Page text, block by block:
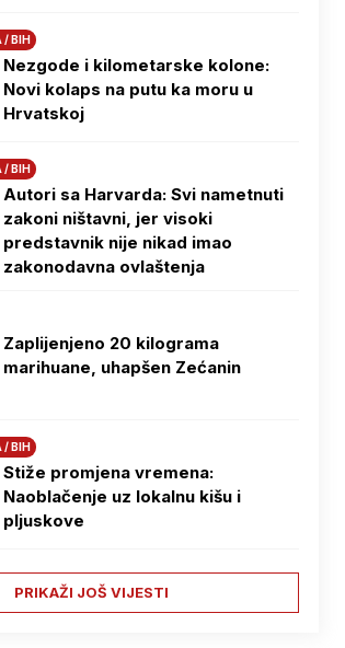
/ BIH
Nezgode i kilometarske kolone:
Novi kolaps na putu ka moru u
Hrvatskoj
/ BIH
Autori sa Harvarda: Svi nametnuti
zakoni ništavni, jer visoki
predstavnik nije nikad imao
zakonodavna ovlaštenja
Zaplijenjeno 20 kilograma
marihuane, uhapšen Zećanin
/ BIH
Stiže promjena vremena:
Naoblačenje uz lokalnu kišu i
pljuskove
PRIKAŽI JOŠ VIJESTI